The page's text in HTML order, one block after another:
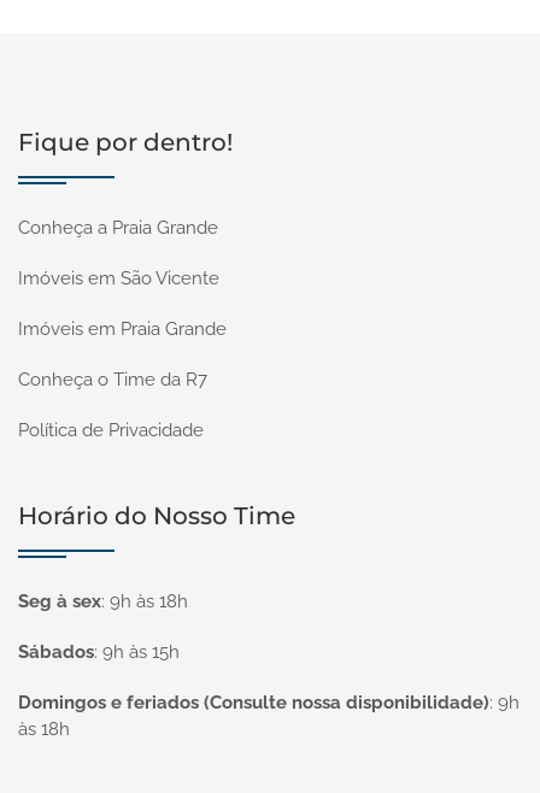
Fique por dentro!
Conheça a Praia Grande
Imóveis em São Vicente
Imóveis em Praia Grande
Conheça o Time da R7
Política de Privacidade
Horário do Nosso Time
Seg à sex: 9h às 18h
Sábados: 9h às 15h
Domingos e feriados (Consulte nossa disponibilidade): 9h
às 18h